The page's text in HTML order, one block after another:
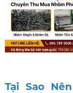
Tại Sao